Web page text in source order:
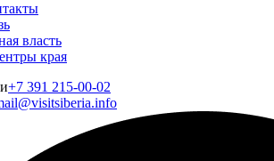
власть
края
+7 391 215-00-02